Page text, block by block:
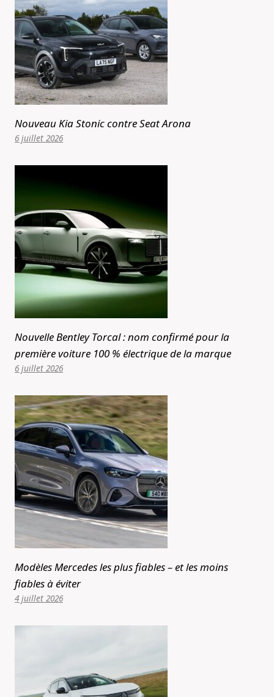
Nouveau Kia Stonic contre Seat Arona
6 juillet 2026
Nouvelle Bentley Torcal : nom confirmé pour la
première voiture 100 % électrique de la marque
6 juillet 2026
Modèles Mercedes les plus fiables – et les moins
fiables à éviter
4 juillet 2026